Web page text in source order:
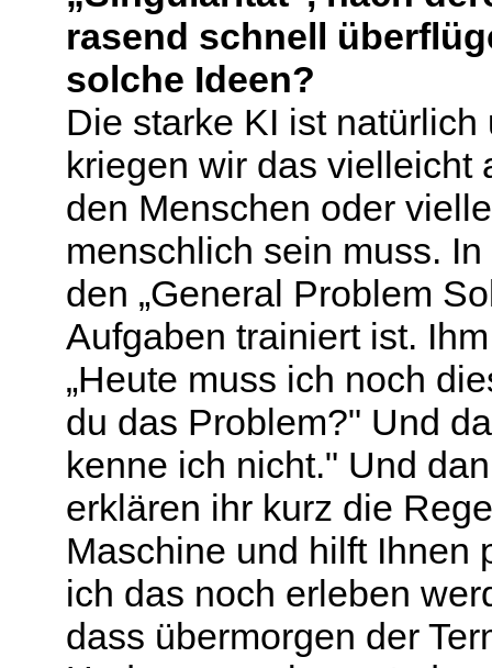
rasend schnell
solche Ideen?
Die starke KI ist
kriegen wir das vielleicht
den Menschen oder
menschlich sein muss.
den „General Problem
Aufgaben trainiert ist.
„Heute muss ich noch
du das Problem?" Und
kenne ich nicht." Und
erklären ihr kurz die
Maschine und hilft Ihnen
ich das noch erleben
dass übermorgen der